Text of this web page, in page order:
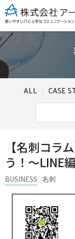
ALL CASE
【名刺コラ
う！～LINE
BUSINESS 名刺